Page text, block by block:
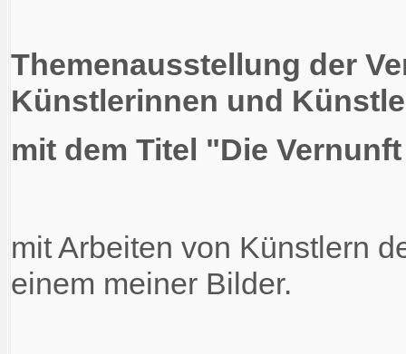
Themenausstellung der
Künstlerinnen und
mit dem Titel "Die
mit Arbeiten von Künstlern
einem meiner Bilder.